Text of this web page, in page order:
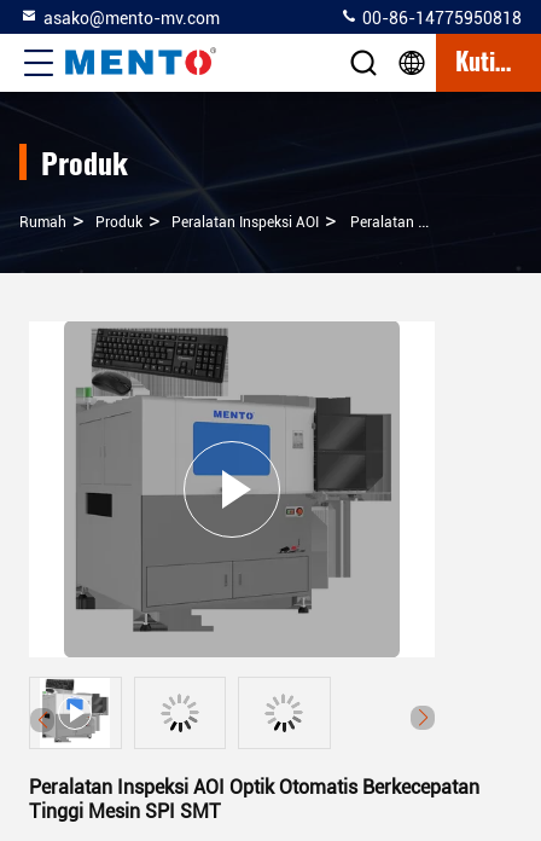
asako@mento-mv.com 00-86-14775950818
Kutipan
Produk
Rumah > Produk > Peralatan Inspeksi AOI > Peralatan Inspeksi AOI Optik Otomatis Berkecepatan Tinggi Mesin SPI SMT
Peralatan Inspeksi AOI Optik Otomatis Berkecepatan
Tinggi Mesin SPI SMT